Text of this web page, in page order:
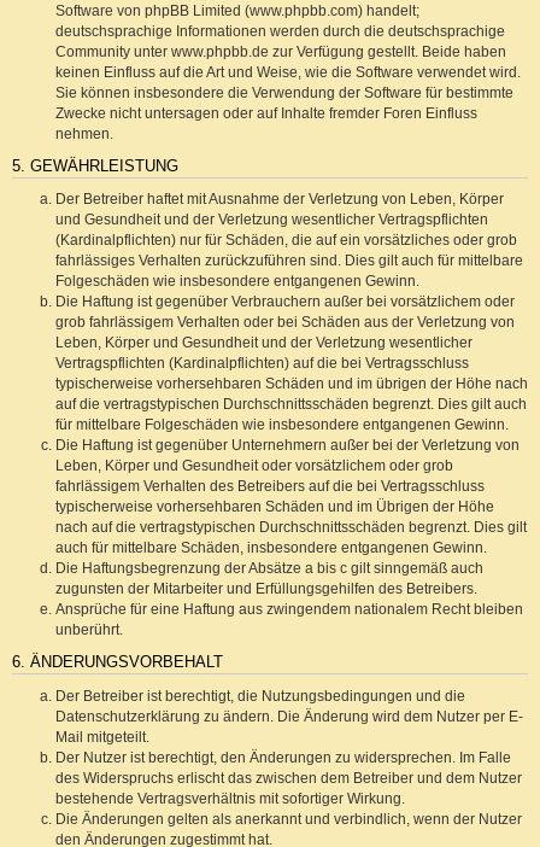
Software von phpBB Limited (www.phpbb.com) handelt;
deutschsprachige Informationen werden durch die deutschsprachige
Community unter www.phpbb.de zur Verfügung gestellt. Beide haben
keinen Einfluss auf die Art und Weise, wie die Software verwendet wird.
Sie können insbesondere die Verwendung der Software für bestimmte
Zwecke nicht untersagen oder auf Inhalte fremder Foren Einfluss
nehmen.
5. GEWÄHRLEISTUNG
Der Betreiber haftet mit Ausnahme der Verletzung von Leben, Körper
und Gesundheit und der Verletzung wesentlicher Vertragspflichten
(Kardinalpflichten) nur für Schäden, die auf ein vorsätzliches oder grob
fahrlässiges Verhalten zurückzuführen sind. Dies gilt auch für mittelbare
Folgeschäden wie insbesondere entgangenen Gewinn.
Die Haftung ist gegenüber Verbrauchern außer bei vorsätzlichem oder
grob fahrlässigem Verhalten oder bei Schäden aus der Verletzung von
Leben, Körper und Gesundheit und der Verletzung wesentlicher
Vertragspflichten (Kardinalpflichten) auf die bei Vertragsschluss
typischerweise vorhersehbaren Schäden und im übrigen der Höhe nach
auf die vertragstypischen Durchschnittsschäden begrenzt. Dies gilt auch
für mittelbare Folgeschäden wie insbesondere entgangenen Gewinn.
Die Haftung ist gegenüber Unternehmern außer bei der Verletzung von
Leben, Körper und Gesundheit oder vorsätzlichem oder grob
fahrlässigem Verhalten des Betreibers auf die bei Vertragsschluss
typischerweise vorhersehbaren Schäden und im Übrigen der Höhe
nach auf die vertragstypischen Durchschnittsschäden begrenzt. Dies gilt
auch für mittelbare Schäden, insbesondere entgangenen Gewinn.
Die Haftungsbegrenzung der Absätze a bis c gilt sinngemäß auch
zugunsten der Mitarbeiter und Erfüllungsgehilfen des Betreibers.
Ansprüche für eine Haftung aus zwingendem nationalem Recht bleiben
unberührt.
6. ÄNDERUNGSVORBEHALT
Der Betreiber ist berechtigt, die Nutzungsbedingungen und die
Datenschutzerklärung zu ändern. Die Änderung wird dem Nutzer per E-
Mail mitgeteilt.
Der Nutzer ist berechtigt, den Änderungen zu widersprechen. Im Falle
des Widerspruchs erlischt das zwischen dem Betreiber und dem Nutzer
bestehende Vertragsverhältnis mit sofortiger Wirkung.
Die Änderungen gelten als anerkannt und verbindlich, wenn der Nutzer
den Änderungen zugestimmt hat.